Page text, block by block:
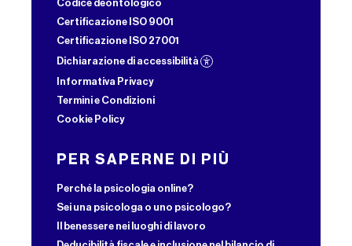
Codice deontologico
Certificazione ISO 9001
Certificazione ISO 27001
Dichiarazione di accessibilità
Informativa Privacy
Termini e Condizioni
Cookie Policy
PER SAPERNE DI PIÙ
Perché la psicologia online?
Sei una psicologa o uno psicologo?
Il benessere nei luoghi di lavoro